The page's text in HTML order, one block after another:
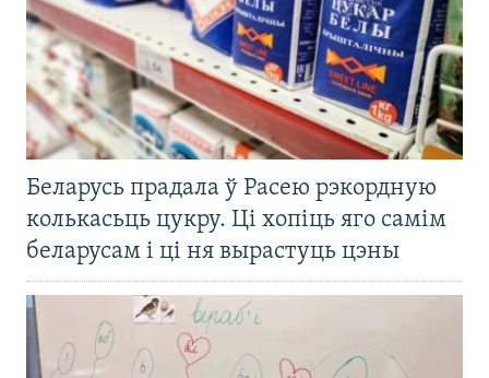
Беларусь прадала ў Расею рэкордную
колькасьць цукру. Ці хопіць яго самім
беларусам і ці ня вырастуць цэны